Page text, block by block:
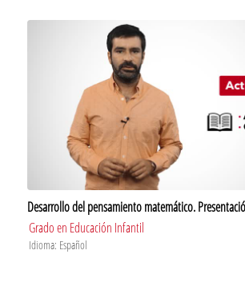
Desarrollo del pensamiento matemático.
Grado en Educación Infantil
Idioma: Español